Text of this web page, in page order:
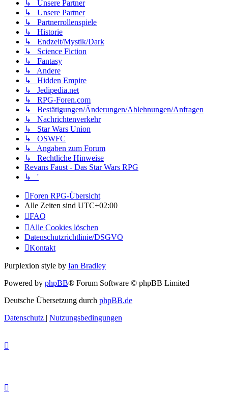
↳ Unsere Partner
↳ Unsere Partner
↳ Partnerrollenspiele
↳ Historie
↳ Endzeit/Mystik/Dark
↳ Science Fiction
↳ Fantasy
↳ Andere
↳ Hidden Empire
↳ Jedipedia.net
↳ RPG-Foren.com
↳ Bestätigungen/Änderungen/Ablehnungen/Anfragen
↳ Nachrichtenverkehr
↳ Star Wars Union
↳ OSWFC
↳ Angaben zum Forum
↳ Rechtliche Hinweise
Revans Faust - Das Star Wars RPG
↳ '
Foren RPG-Übersicht
Alle Zeiten sind UTC+02:00
FAQ
Alle Cookies löschen
Datenschutzrichtlinie/DSGVO
Kontakt
Purplexion style by Ian Bradley
Powered by phpBB® Forum Software © phpBB Limited
Deutsche Übersetzung durch phpBB.de
Datenschutz | Nutzungsbedingungen